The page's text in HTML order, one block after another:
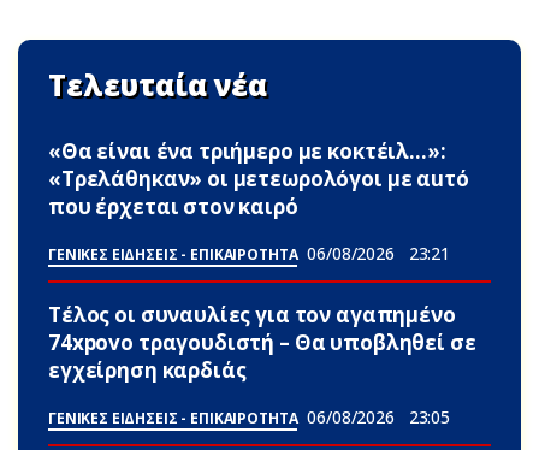
Τελευταία νέα
«Θα είναι ένα τριήμερο με κοκτέιλ…»:
«Τρελάθηκαν» οι μετεωρολόγοι με αuτό
που έρχεται στον καιρό
ΓΕΝΙΚΕΣ ΕΙΔΗΣΕΙΣ - ΕΠΙΚΑΙΡΟΤΗΤΑ 06/08/2026 23:21
Τέλος οι συναυλίες για τον αγαπημένο
74xpovo τραγουδιστή – Θα υποβληθεί σε
εγχείρηση καρδιάς
ΓΕΝΙΚΕΣ ΕΙΔΗΣΕΙΣ - ΕΠΙΚΑΙΡΟΤΗΤΑ 06/08/2026 23:05